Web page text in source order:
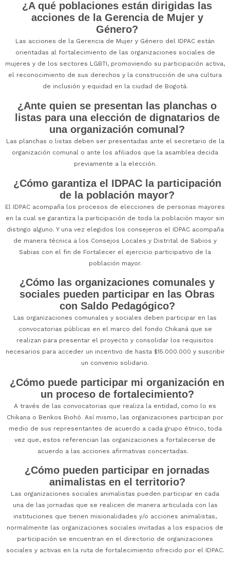
¿A qué poblaciones están dirigidas las
acciones de la Gerencia de Mujer y
Género?
Las acciones de la Gerencia de Mujer y Género del IDPAC están
orientadas al fortalecimiento de las organizaciones sociales de
mujeres y de los sectores LGBTI, promoviendo su participación activa,
el reconocimiento de sus derechos y la construcción de una cultura
de inclusión y equidad en la ciudad de Bogotá.
¿Ante quien se presentan las planchas o
listas para una elección de dignatarios de
una organización comunal?
Las planchas o listas deben ser presentadas ante el secretario de la
organización comunal o ante los afiliados que la asamblea decida
previamente a la elección.
¿Cómo garantiza el IDPAC la participación
de la población mayor?
El IDPAC acompaña los procesos de elecciones de personas mayores
en la cual se garantiza la participación de toda la población mayor sin
distingo alguno. Y una vez elegidos los consejeros el IDPAC acompaña
de manera técnica a los Consejos Locales y Distrital de Sabios y
Sabias con el fin de Fortalecer el ejercicio participativo de la
población mayor.
¿Cómo las organizaciones comunales y
sociales pueden participar en las Obras
con Saldo Pedagógico?
Las organizaciones comunales y sociales deben participar en las
convocatorias públicas en el marco del fondo Chikaná que se
realizan para presentar el proyecto y consolidar los requisitos
necesarios para acceder un incentivo de hasta $15.000.000 y suscribir
un convenio solidario.
¿Cómo puede participar mi organización en
un proceso de fortalecimiento?
A través de las convocatorias que realiza la entidad, como lo es
Chikana o Benkos Biohó. Así mismo, las organizaciones participan por
medio de sus representantes de acuerdo a cada grupo étnico, toda
vez que, estos referencian las organizaciones a fortalecerse de
acuerdo a las acciones afirmativas concertadas.
¿Cómo pueden participar en jornadas
animalistas en el territorio?
Las organizaciones sociales animalistas pueden participar en cada
una de las jornadas que se realicen de manera articulada con las
instituciones que tienen misionalidades y/o acciones animalistas,
normalmente las organizaciones sociales invitadas a los espacios de
participación se encuentran en el directorio de organizaciones
sociales y activas en la ruta de fortalecimiento ofrecido por el IDPAC.